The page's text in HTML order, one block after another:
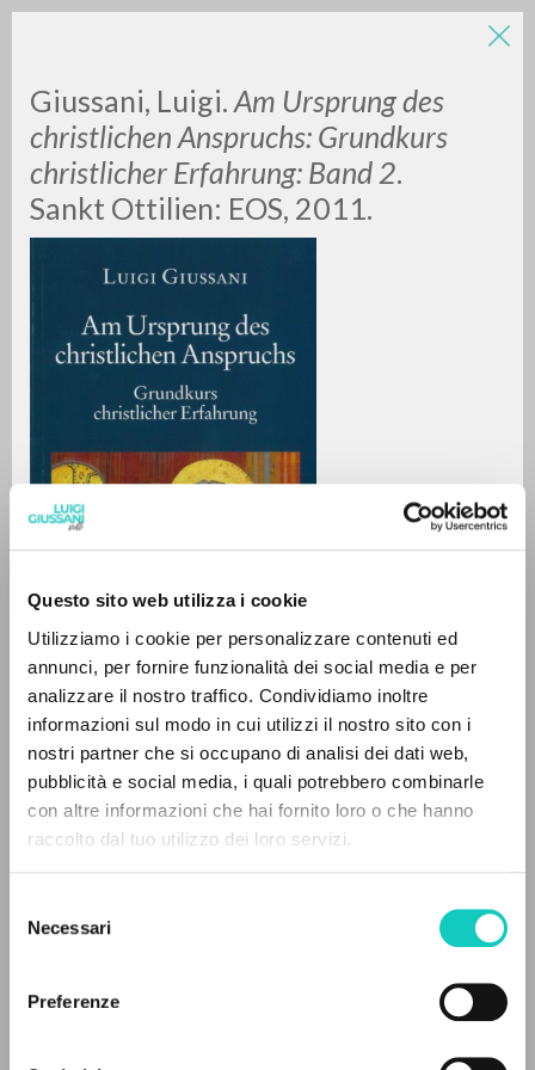
Questo sito web utilizza i cookie
Utilizziamo i cookie per personalizzare contenuti ed
annunci, per fornire funzionalità dei social media e per
analizzare il nostro traffico. Condividiamo inoltre
informazioni sul modo in cui utilizzi il nostro sito con i
nostri partner che si occupano di analisi dei dati web,
pubblicità e social media, i quali potrebbero combinarle
con altre informazioni che hai fornito loro o che hanno
raccolto dal tuo utilizzo dei loro servizi.
delNecessari
Preferenze
Giussani, Luigi. Am Ursprung des
christlichen Anspruchs: Grundkurs
christlicher Erfahrung: Band 2.
Sankt Ottilien: EOS, 2011.
Giussani LuigiAuthor
Hügel SebastianTranslator
Scholz BettinaTranslator
2011
LUIGI
GIUSSANI
0RESULTS FOUND
MORE RESULTS